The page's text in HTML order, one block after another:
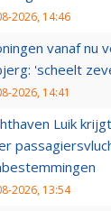
2026, 14:46
vanaf nu
'scheelt
2026, 14:41
Luik
2026, 13:54